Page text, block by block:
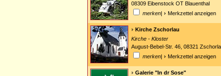
08309 Eibenstock OT Blauenthal
merken| Merkzettel anzeigen
Kirche Zschorlau
Kirche - Kloster
August-Bebel-Str. 46, 08321
merken| Merkzettel anzeigen
Galerie "In dr Sose"